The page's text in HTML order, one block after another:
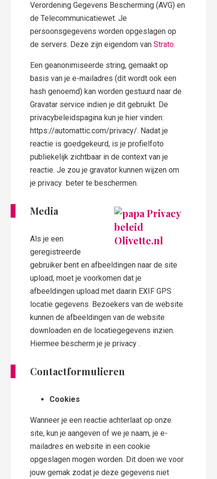
Verordening Gegevens Bescherming (AVG) en
de Telecommunicatiewet. Je
persoonsgegevens worden opgeslagen op
de servers. Deze zijn eigendom vanStrato.
Een geanonimiseerde string, gemaakt op
basis van je e-mailadres (dit wordt ook een
hash genoemd) kan worden gestuurd naar de
Gravatar service indien je dit gebruikt. De
privacybeleidspagina kun je hier vinden:
https://automattic.com/privacy/. Nadat je
reactie is goedgekeurd, is je profielfoto
publiekelijk zichtbaar in de context van je
reactie. Je zou je gravator kunnen wijzen om
je privacy beter te beschermen.
Media
Als je een
geregistreerde
gebruiker bent en afbeeldingen naar de site
upload, moet je voorkomen dat je
afbeeldingen upload met daarin EXIF GPS
locatie gegevens. Bezoekers van de website
kunnen de afbeeldingen van de website
downloaden en de locatiegegevens inzien.
Hiermee bescherm je je privacy .
Contactformulieren
Cookies
Wanneer je een reactie achterlaat op onze
site, kun je aangeven of we je naam, je e-
mailadres en website in een cookie
opgeslagen mogen worden. Dit doen we voor
jouw gemak zodat je deze gegevens niet